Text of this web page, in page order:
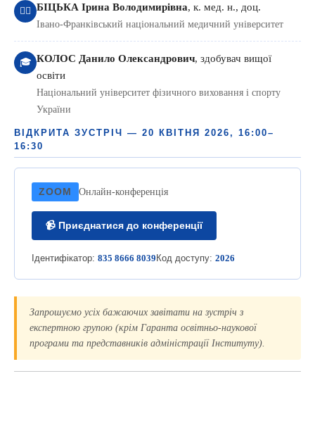
👩‍⚕️ БІЦЬКА Ірина Володимирівна, к. мед. н., доц.
Івано-Франківський національний медичний університет
🎓 КОЛОС Данило Олександрович, здобувач вищої
освіти
Національний університет фізичного виховання і спорту
України
ВІДКРИТА ЗУСТРІЧ — 20 КВІТНЯ 2026, 16:00–
16:30
ZOOM Онлайн-конференція
📹 Приєднатися до конференції
Ідентифікатор: 835 8666 8039 Код доступу: 2026
Запрошуємо усіх бажаючих завітати на зустріч з
експертною групою (крім Гаранта освітньо-наукової
програми та представників адміністрації Інституту).